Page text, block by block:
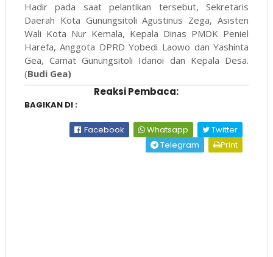
Hadir pada saat pelantikan tersebut, Sekretaris
Daerah Kota Gunungsitoli Agustinus Zega, Asisten
Wali Kota Nur Kemala, Kepala Dinas PMDK Peniel
Harefa, Anggota DPRD Yobedi Laowo dan Yashinta
Gea, Camat Gunungsitoli Idanoi dan Kepala Desa.
(Budi Gea)
Reaksi Pembaca:
BAGIKAN DI :
Facebook Whatsapp
Twitter
Telegram
Print